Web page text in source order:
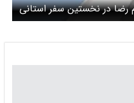
رضا در نخستین سفر استانی
در مشهد چه گفت؟/ ویدئو و